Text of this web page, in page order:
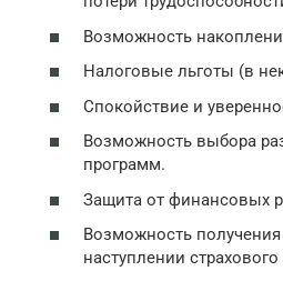
Возможность
Налоговые льготы (в
Спокойствие и
Возможность выбора
программ.
Защита от финансовых
Возможность
наступлении страхового